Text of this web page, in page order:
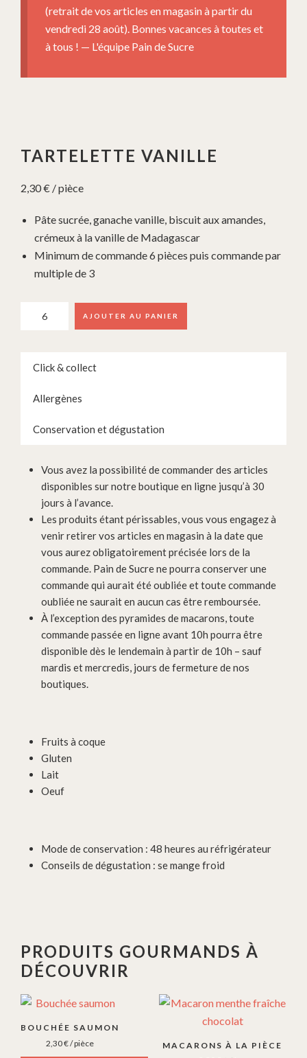
(retrait de vos articles en magasin à partir du
vendredi 28 août). Bonnes vacances à toutes et
à tous ! — L'équipe Pain de Sucre
TARTELETTE VANILLE
2,30€ / pièce
Pâte sucrée, ganache vanille, biscuit aux amandes,
crémeux à la vanille de Madagascar
Minimum de commande 6 pièces puis commande par
multiple de 3
quantité
vanille
AJOUTER AU PANIER
Click & collect
Allergènes
Conservation et dégustation
Vous avez la possibilité de commander des articles
disponibles sur notre boutique en ligne jusqu’à 30
jours à l’avance.
Les produits étant périssables, vous vous engagez à
venir retirer vos articles en magasin à la date que
vous aurez obligatoirement précisée lors de la
commande. Pain de Sucre ne pourra conserver une
commande qui aurait été oubliée et toute commande
oubliée ne saurait en aucun cas être remboursée.
À l’exception des pyramides de macarons, toute
commande passée en ligne avant 10h pourra être
disponible dès le lendemain à partir de 10h – sauf
mardis et mercredis, jours de fermeture de nos
boutiques.
Fruits à coque
Gluten
Lait
Oeuf
Mode de conservation : 48 heures au réfrigérateur
Conseils de dégustation : se mange froid
PRODUITS GOURMANDS À
DÉCOUVRIR
BOUCHÉE SAUMON
2,30€/ pièce
MACARONS À LA PIÈCE